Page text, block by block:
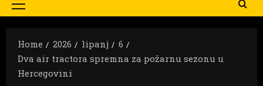
Primary
Home
2026 lipanj
6
Dva air tractora spremna za požarnu sezonu u
Hercegovini